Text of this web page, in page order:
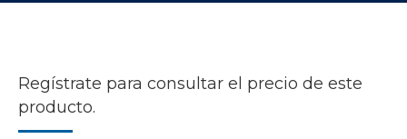
Regístrate para consultar el precio de este
producto.